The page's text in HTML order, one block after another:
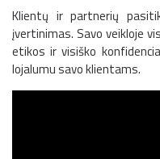
Klientų ir partnerių
įvertinimas. Savo veikloje
etikos ir visiško
lojalumu savo klientams.